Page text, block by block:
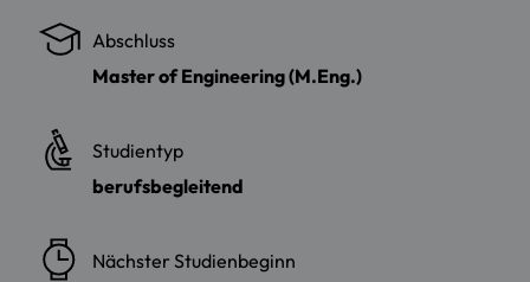
Abschluss
Master of Engineering (M.Eng.)
Studientyp
berufsbegleitend
Nächster Studienbeginn